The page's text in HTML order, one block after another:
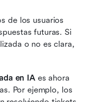
de los usuarios
futuras. Si
o no es clara,
en IA es ahora
Por ejemplo, los